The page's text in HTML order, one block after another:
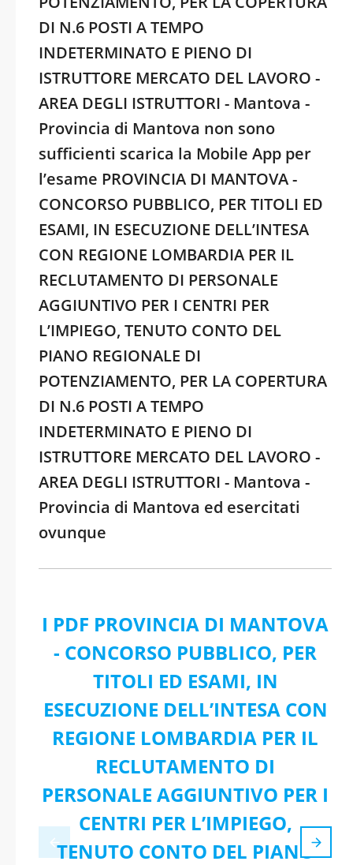
DI N.6 POSTI A TEMPO
INDETERMINATO E PIENO DI
ISTRUTTORE MERCATO DEL LAVORO -
AREA DEGLI ISTRUTTORI - Mantova -
Provincia di Mantova non sono
sufficienti scarica la Mobile App per
l’esame PROVINCIA DI MANTOVA -
CONCORSO PUBBLICO, PER TITOLI ED
ESAMI, IN ESECUZIONE DELL’INTESA
CON REGIONE LOMBARDIA PER IL
RECLUTAMENTO DI PERSONALE
AGGIUNTIVO PER I CENTRI PER
L’IMPIEGO, TENUTO CONTO DEL
PIANO REGIONALE DI
POTENZIAMENTO, PER LA COPERTURA
DI N.6 POSTI A TEMPO
INDETERMINATO E PIENO DI
ISTRUTTORE MERCATO DEL LAVORO -
AREA DEGLI ISTRUTTORI - Mantova -
Provincia di Mantova ed esercitati
ovunque
I PDF PROVINCIA DI MANTOVA
- CONCORSO PUBBLICO, PER
TITOLI ED ESAMI, IN
ESECUZIONE DELL’INTESA CON
REGIONE LOMBARDIA PER IL
RECLUTAMENTO DI
PERSONALE AGGIUNTIVO PER I
CENTRI PER L’IMPIEGO,
TENUTO CONTO DEL PIANO